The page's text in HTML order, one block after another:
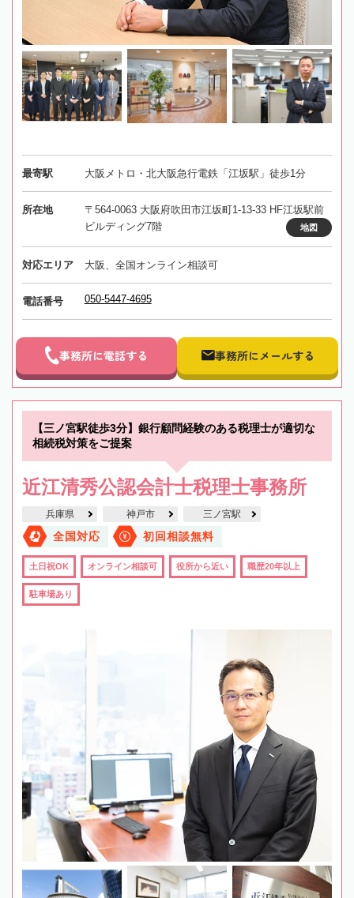
最寄駅 大阪メトロ・北大阪急行電鉄「江坂駅」徒歩1分
所在地
〒564-0063 大阪府吹田市江坂町1-13-33 HF江坂駅前
ビルディング7階
地図
対応エリア 大阪、全国オンライン相談可
電話番号 050-5447-4695
事務所に電話する 事務所にメールする
【三ノ宮駅徒歩3分】銀行顧問経験のある税理士が適切な
相続税対策をご提案
近江清秀公認会計士税理士事務所
兵庫県 神戸市 三ノ宮駅
全国対応 初回相談無料
土日祝OK オンライン相談可 役所から近い 職歴20年以上
駐車場あり